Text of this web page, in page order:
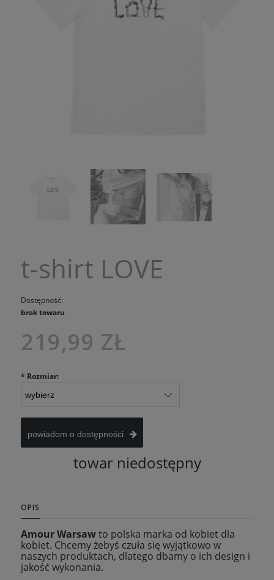
t-shirt LOVE
Dostępność:
brak towaru
219,99 ZŁ
* Rozmiar:
powiadom o dostępności
towar niedostępny
OPIS
Amour Warsawto polska marka od kobiet dla
kobiet. Chcemy żebyś czuła się wyjątkowo w
naszych produktach, dlatego dbamy o ich design i
jakość wykonania.